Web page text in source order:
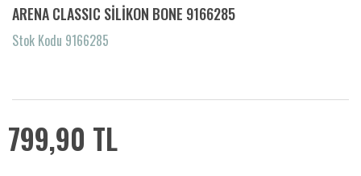
ARENA CLASSIC SİLİKON BONE 9166285
Stok Kodu 9166285
799,90 TL